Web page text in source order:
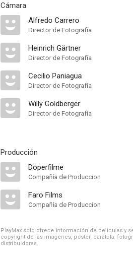
Cámara
Alfredo Carrero
Director de Fotografía
Heinrich Gärtner
Director de Fotografía
Cecilio Paniagua
Director de Fotografía
Willy Goldberger
Director de Fotografía
Producción
Doperfilme
Compañía de Produccion
Faro Films
Compañía de Produccion
PlayMax solo ofrece información de películas y
copyright de las imágenes, póster, carátula,
distribuidoras.